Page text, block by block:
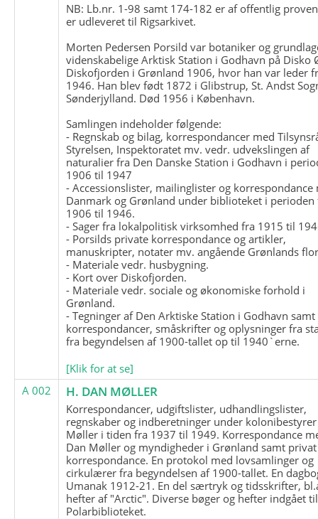
NB: Lb.nr. 1-98 samt 174-182 er af offentlig
er udleveret til Rigsarkivet.
Morten Pedersen Porsild var botaniker og
videnskabelige Arktisk Station i Godhavn på Disko
Diskofjorden i Grønland 1906, hvor han var leder
1946. Han blev født 1872 i Glibstrup, St. Andst
Sønderjylland. Død 1956 i København.
Samlingen indeholder følgende:
- Regnskab og bilag, korrespondancer med
Styrelsen, Inspektoratet mv. vedr. udvekslingen af
naturalier fra Den Danske Station i Godhavn i
1906 til 1947
- Accessionslister, mailinglister og korrespondance
Danmark og Grønland under biblioteket i perioden
1906 til 1946.
- Sager fra lokalpolitisk virksomhed fra 1915 til
- Porsilds private korrespondance og artikler,
manuskripter, notater mv. angående Grønlands
- Materiale vedr. husbygning.
- Kort over Diskofjorden.
- Materiale vedr. sociale og økonomiske forhold i
Grønland.
- Tegninger af Den Arktiske Station i Godhavn
korrespondancer, småskrifter og oplysninger fra
fra begyndelsen af 1900-tallet op til 1940`erne.
[Klik for at se]
A 002
H. DAN MØLLER
Korrespondancer, udgiftslister, udhandlingslister,
regnskaber og indberetninger under
Møller i tiden fra 1937 til 1949. Korrespondance
Dan Møller og myndigheder i Grønland samt privat
korrespondance. En protokol med lovsamlinger og
cirkulærer fra begyndelsen af 1900-tallet. En
Umanak 1912-21. En del særtryk og tidsskrifter,
hefter af "Arctic". Diverse bøger og hefter indgået til
Polarbiblioteket.